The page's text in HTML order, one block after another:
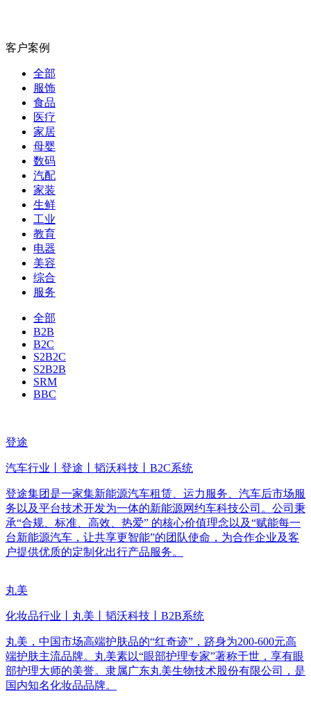
客户案例
全部
服饰
食品
医疗
家居
母婴
数码
汽配
家装
生鲜
工业
教育
电器
美容
综合
服务
全部
B2B
B2C
S2B2C
S2B2B
SRM
BBC
登途
汽车行业丨登途丨韬沃科技丨B2C系统
登途集团是一家集新能源汽车租赁、运力服务、汽车后市场服
务以及平台技术开发为一体的新能源网约车科技公司。公司秉
承“合规、标准、高效、热爱” 的核心价值理念以及“赋能每一
台新能源汽车，让共享更智能”的团队使命，为合作企业及客
户提供优质的定制化出行产品服务。
丸美
化妆品行业丨丸美丨韬沃科技丨B2B系统
丸美，中国市场高端护肤品的“红奇迹”，跻身为200-600元高
端护肤主流品牌。丸美素以“眼部护理专家”著称于世，享有眼
部护理大师的美誉。隶属广东丸美生物技术股份有限公司，是
国内知名化妆品品牌。